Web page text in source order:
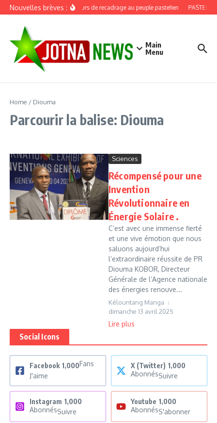
Aller au contenu
Nouvelles brèves :Discours de recadrage au peuple pastefien PASTEF,
Main
Menu
Home / Diouma
Parcourir la balise: Diouma
Sciences
Récompensé pour une
Invention
Révolutionnaire en
Énergie Solaire .
C’est avec une immense fierté
et une vive émotion que nous
saluons aujourd’hui
l’extraordinaire réussite de PR
Diouma KOBOR, Directeur
Générale de l’Agence nationale
des énergies renouve...
Kélountang Manga
dimanche 13 avril 2025
Lire plus
Social Icons
Facebook 1,000Fans
J'aime
X (Twitter) 1,000
AbonnésSuivre
Instagram 1,000
AbonnésSuivre
Youtube 1,000
AbonnésS'abonner